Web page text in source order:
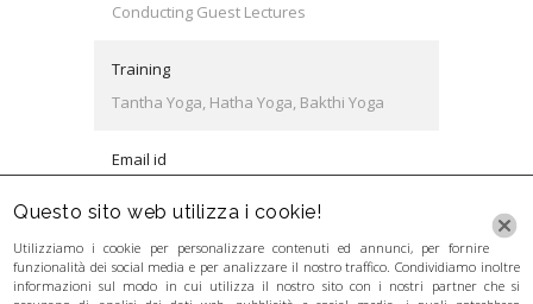
Conducting Guest Lectures
Training
Tantha Yoga, Hatha Yoga, Bakthi Yoga
Email id
Questo sito web utilizza i cookie!
Utilizziamo i cookie per personalizzare contenuti ed annunci, per fornire
funzionalità dei social media e per analizzare il nostro traffico. Condividiamo inoltre
informazioni sul modo in cui utilizza il nostro sito con i nostri partner che si